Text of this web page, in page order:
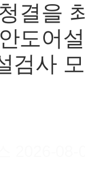
최우
도어
두